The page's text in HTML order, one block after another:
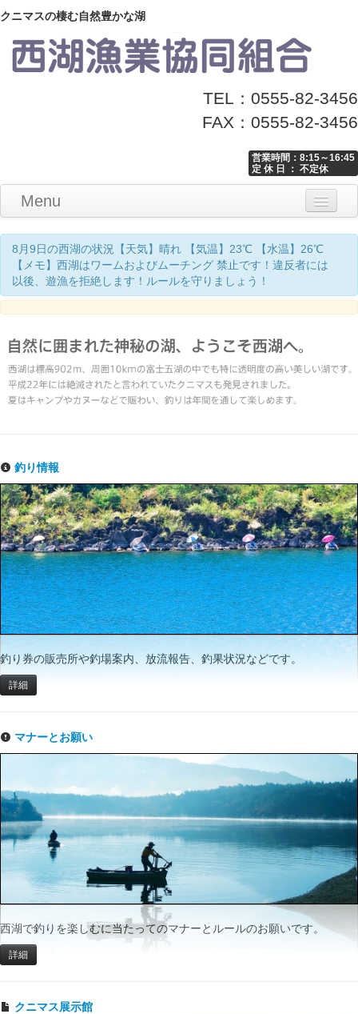
クニマスの棲む自然豊かな湖
TEL：0555-82-3456
FAX：0555-82-3456
営業時間：8:15～16:45
定 休 日 ： 不定休
Menu
Home
釣り情報
マナーとお願い
クニマス展示館
漁協からのお知らせ
お問い合わせ
8月9日の西湖の状況【天気】晴れ 【気温】23℃ 【水温】26℃
【メモ】西湖はワームおよびムーチング 禁止です！違反者には
以後、遊漁を拒絶します！ルールを守りましょう！
釣り情報
釣り券の販売所や釣場案内、放流報告、釣果状況などです。
詳細
マナーとお願い
西湖で釣りを楽しむに当たってのマナーとルールのお願いです。
詳細
クニマス展示館